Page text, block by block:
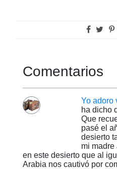
Comentarios
Yo adoro
ha dicho
Que
pasé el
desierto
mi madre
en este desierto que al
Arabia nos cautivó por